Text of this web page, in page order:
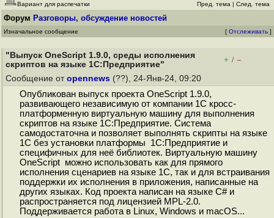
Вариант для распечатки Пред. тема | След. тема
Форум Разговоры, обсуждение новостей
Изначальное сообщение [ Отслеживать ]
"Выпуск OneScript 1.9.0, среды исполнения
скриптов на языке 1С:Предприятие"
+ / –
Сообщение от opennews (??), 24-Янв-24, 09:20
Опубликован выпуск проекта OneScript 1.9.0,
развивающего независимую от компании 1С кросс-
платформенную виртуальную машину для выполнения
скриптов на языке 1С:Предприятие. Система
самодостаточна и позволяет выполнять скрипты на языке
1С без установки платформы 1С:Предприятие и
специфичных для неё библиотек. Виртуальную машину
OneScript можно использовать как для прямого
исполнения сценариев на языке 1С, так и для встраивания
поддержки их исполнения в приложения, написанные на
других языках. Код проекта написан на языке С# и
распространяется под лицензией MPL-2.0.
Поддерживается работа в Linux, Windows и macOS...